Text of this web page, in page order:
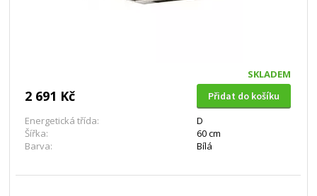
SKLADEM
2 691 Kč
Přidat do košíku
Energetická třída:
D
Šířka:
60 cm
Barva:
Bílá